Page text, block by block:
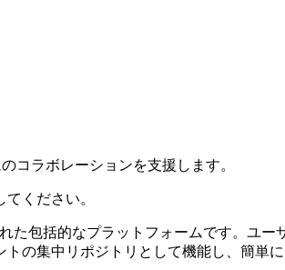
コラボレーションを支援します。
てください。
た包括的なプラットフォームです。ユ
の集中リポジトリとして機能し、簡単